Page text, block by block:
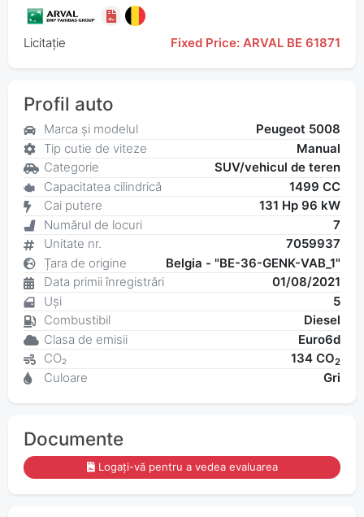
Licitație Fixed Price: ARVAL BE 61871
Profil auto
Marca și modelul
Peugeot 5008
Tip cutie de viteze
Manual
Categorie
SUV/vehicul de teren
Capacitatea cilindrică
1499 CC
Cai putere
131 Hp 96 kW
Numărul de locuri
7
Unitate nr.
7059937
Țara de origine
Belgia - "BE-36-GENK-VAB_1"
Data primii înregistrări
01/08/2021
Uși
5
Combustibil
Diesel
Clasa de emisii
Euro6d
CO₂
134 CO2
Culoare Gri
Documente
Logați-vă pentru a vedea evaluarea